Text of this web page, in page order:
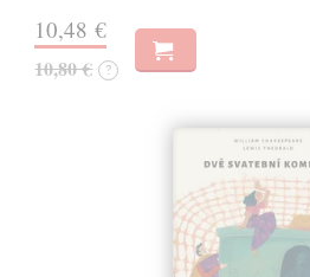
10,48 €
10,80 € ?